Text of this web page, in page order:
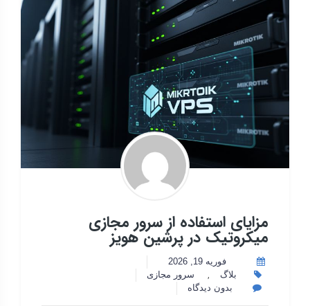
مزایای استفاده از سرور مجازی
میکروتیک در پرشین هویز
فوریه 19, 2026
بلاگ
,
سرور مجازی
بدون دیدگاه